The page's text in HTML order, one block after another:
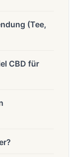
(Tee,
CBD für